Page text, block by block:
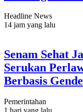
Headline News
14 jam yang lalu
Senam Sehat
Serukan
Berbasis
Pemerintahan
1 hari yang lalu